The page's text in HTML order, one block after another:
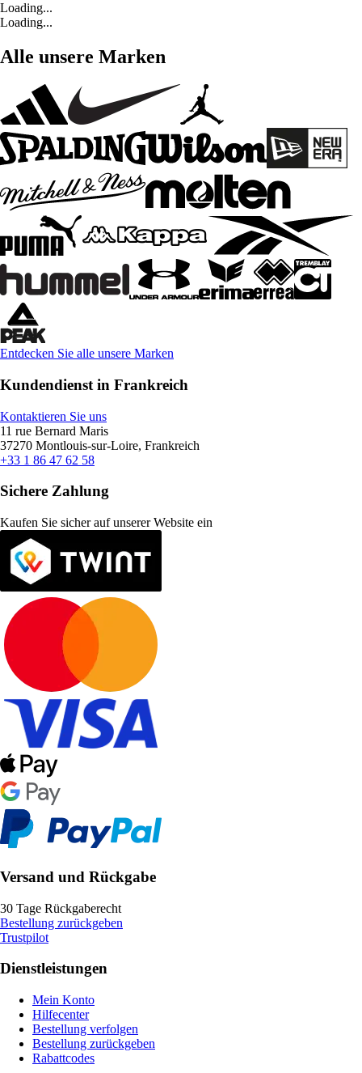
Loading...
Loading...
Alle unsere Marken
Entdecken Sie alle unsere Marken
Kundendienst in Frankreich
Kontaktieren Sie uns
11 rue Bernard Maris
37270 Montlouis-sur-Loire, Frankreich
+33 1 86 47 62 58
Sichere Zahlung
Kaufen Sie sicher auf unserer Website ein
Versand und Rückgabe
30 Tage Rückgaberecht
Bestellung zurückgeben
Trustpilot
Dienstleistungen
Mein Konto
Hilfecenter
Bestellung verfolgen
Bestellung zurückgeben
Rabattcodes